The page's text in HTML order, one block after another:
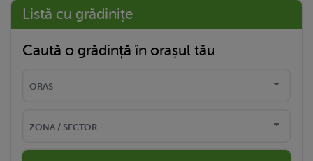
Listă cu grădinițe
Caută o grădință în orașul tău